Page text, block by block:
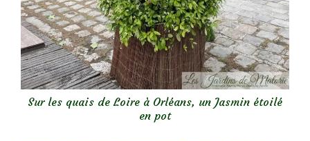
Sur les quais de Loire à Orléans, un Jasmin étoilé
en pot